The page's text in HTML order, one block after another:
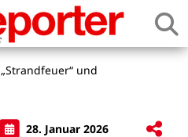
„Strandfeuer“ und
28. Januar 2026